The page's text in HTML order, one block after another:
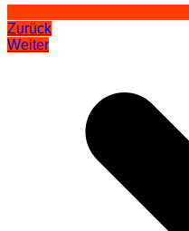
Zurück
Weiter